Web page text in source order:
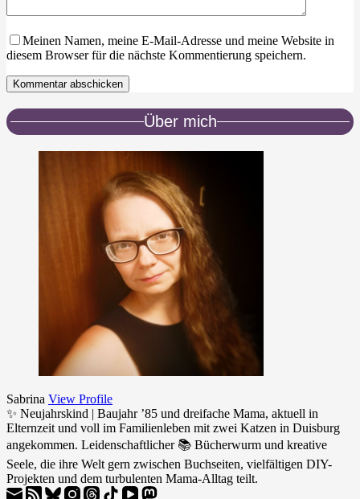
Meinen Namen, meine E-Mail-Adresse und meine Website in
diesem Browser für die nächste Kommentierung speichern.
Kommentar abschicken
Über mich
Sabrina View Profile
✨ Neujahrskind | Baujahr ’85 und dreifache Mama, aktuell in
Elternzeit und voll im Familienleben mit zwei Katzen in Duisburg
angekommen. Leidenschaftlicher 📚 Bücherwurm und kreative
Seele, die ihre Welt gern zwischen Buchseiten, vielfältigen DIY-
Projekten und dem turbulenten Mama-Alltag teilt.